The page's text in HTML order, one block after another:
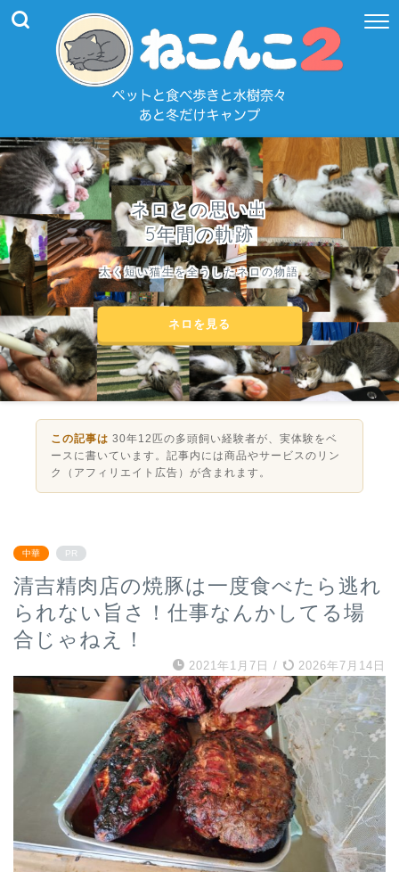
ネロとの思い出
5年間の軌跡
太く短い猫生を全うしたネロの物語
ネロを見る
この記事は 30年12匹の多頭飼い経験者が、実体験をベ
ースに書いています。記事内には商品やサービスのリン
ク（アフィリエイト広告）が含まれます。
中華 PR
清吉精肉店の焼豚は一度食べたら逃れ
られない旨さ！仕事なんかしてる場
合じゃねえ！
2021年1月7日 / 2026年7月14日